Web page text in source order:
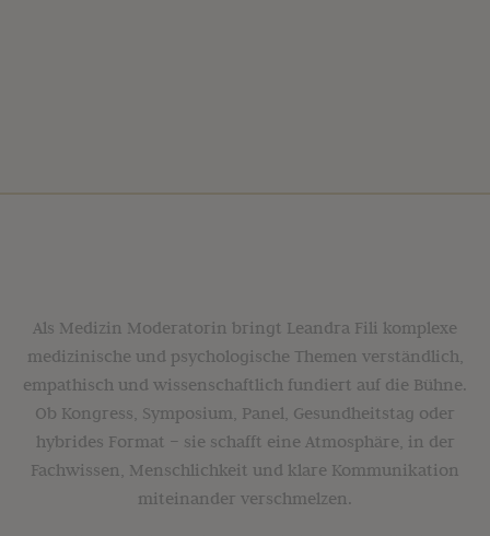
Als Medizin Moderatorin bringt Leandra Fili komplexe
medizinische und psychologische Themen verständlich,
empathisch und wissenschaftlich fundiert auf die Bühne.
Ob Kongress, Symposium, Panel, Gesundheitstag oder
hybrides Format – sie schafft eine Atmosphäre, in der
Fachwissen, Menschlichkeit und klare Kommunikation
miteinander verschmelzen.